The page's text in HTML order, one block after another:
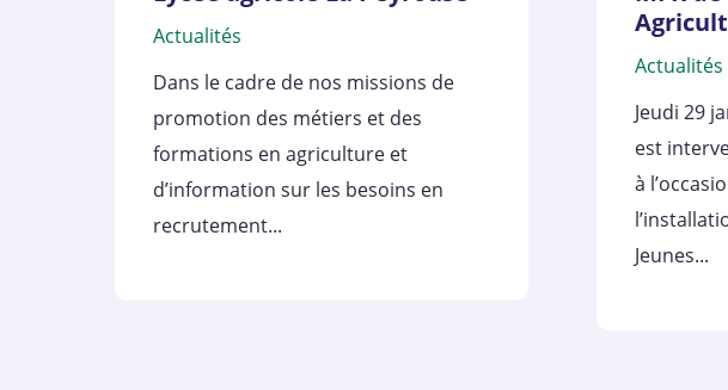
Actualités
Dans le cadre de nos missions de
promotion des métiers et des
formations en agriculture et
d’information sur les besoins en
recrutement...
Actualités
Jeudi 29
est
à
Jeunes...